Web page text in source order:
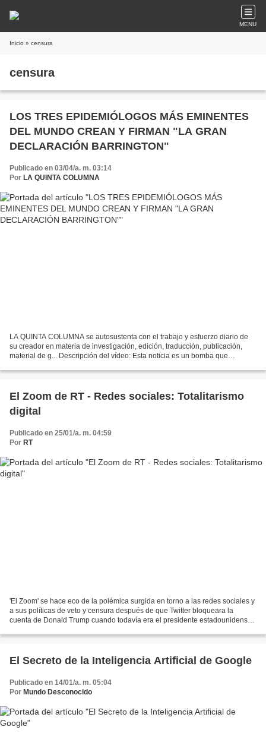
MENU
Inicio » censura
censura
LOS TRES EPIDEMIÓLOGOS MÁS EMINENTES
DEL MUNDO CREAN Y FIRMAN "LA GRAN
DECLARACIÓN BARRINGTON"
Publicado en 03/04/a. m. 03:14
Por LA QUINTA COLUMNA
LA QUINTA COLUMNA se autosustenta con el trabajo y esfuerzo diario de
su creador en materia de investigación, edición, traducción, publicación,
material de g... Descripción del vídeo: Esta noticia es un bomba que
El Zoom de RT - Redes sociales: Totalitarismo
digital
Publicado en 25/01/a. m. 04:59
Por RT
'El Zoom' se hace eco de la polémica surgida en torno a las redes sociales y
a sus políticas de veto y censura después de que Twitter bloqueara la
cuenta de Donald Trump cuando todavía era el presidente estadounidense.
El Secreto de la Inteligencia Artificial de Google
Publicado en 14/01/a. m. 05:04
Por Mundo Desconocido